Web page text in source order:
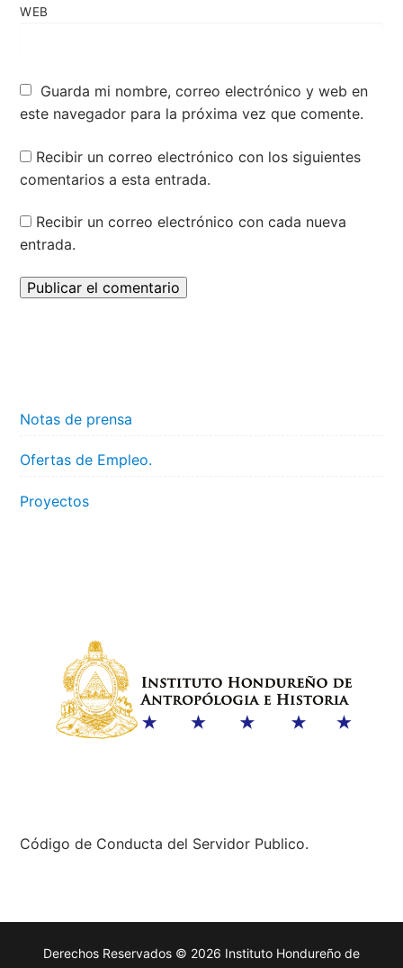
WEB
Guarda mi nombre, correo electrónico y web en
este navegador para la próxima vez que comente.
Recibir un correo electrónico con los siguientes
comentarios a esta entrada.
Recibir un correo electrónico con cada nueva
entrada.
Notas de prensa
Ofertas de Empleo.
Proyectos
Código de Conducta del Servidor Publico.
Derechos Reservados © 2026 Instituto Hondureño de